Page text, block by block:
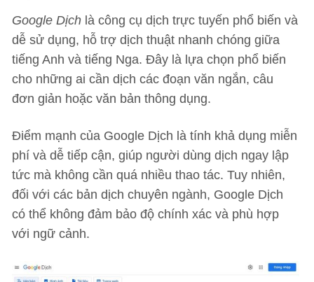
Google Dịch là công cụ dịch trực tuyến phổ biến và
dễ sử dụng, hỗ trợ dịch thuật nhanh chóng giữa
tiếng Anh và tiếng Nga. Đây là lựa chọn phổ biến
cho những ai cần dịch các đoạn văn ngắn, câu
đơn giản hoặc văn bản thông dụng.
Điểm mạnh của Google Dịch là tính khả dụng miễn
phí và dễ tiếp cận, giúp người dùng dịch ngay lập
tức mà không cần quá nhiều thao tác. Tuy nhiên,
đối với các bản dịch chuyên ngành, Google Dịch
có thể không đảm bảo độ chính xác và phù hợp
với ngữ cảnh.